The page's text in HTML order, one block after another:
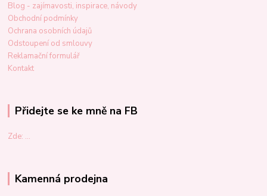
Blog - zajímavosti, inspirace, návody
Obchodní podmínky
Ochrana osobních údajů
Odstoupení od smlouvy
Reklamační formulář
Kontakt
Přidejte se ke mně na FB
Zde: ...
Kamenná prodejna